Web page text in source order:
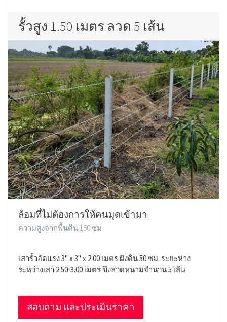
รั้วสูง 1.50 เมตร ลวด 5 เส้น
ล้อมที่ไม่ต้องการให้คนมุดเข้ามา
ความสูงจากพื้นดิน 150 ซม
เสารั้วอัดแรง 3" x 3" x 2.00 เมตร ฝังดิน 50 ซม. ระยะห่าง
ระหว่างเสา 2.50-3.00 เมตร ขึงลวดหนามจำนวน 5 เส้น
สอบถาม และประเมินราคา